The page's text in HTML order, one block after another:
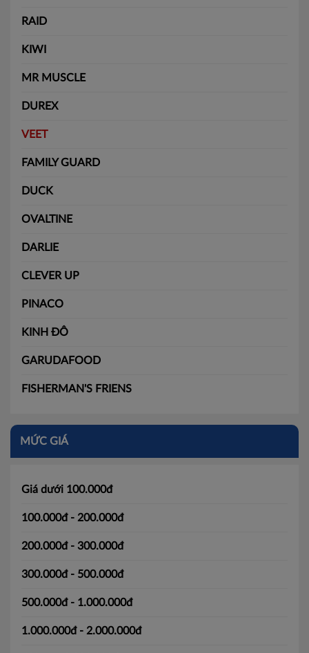
RAID
KIWI
MR MUSCLE
DUREX
VEET
FAMILY GUARD
DUCK
OVALTINE
DARLIE
CLEVER UP
PINACO
KINH ĐÔ
GARUDAFOOD
FISHERMAN'S FRIENS
MỨC GIÁ
Giá dưới 100.000đ
100.000đ - 200.000đ
200.000đ - 300.000đ
300.000đ - 500.000đ
500.000đ - 1.000.000đ
1.000.000đ - 2.000.000đ